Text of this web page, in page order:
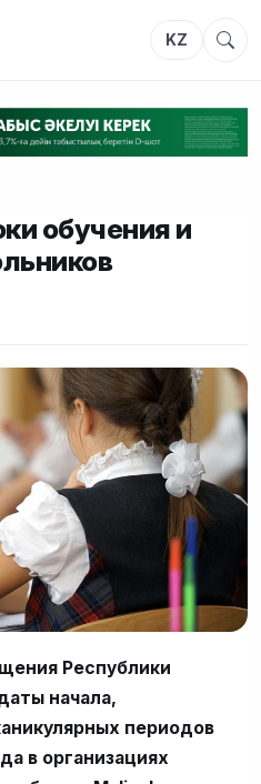
KZ
обучения и
Республики
начала,
периодов
в организациях